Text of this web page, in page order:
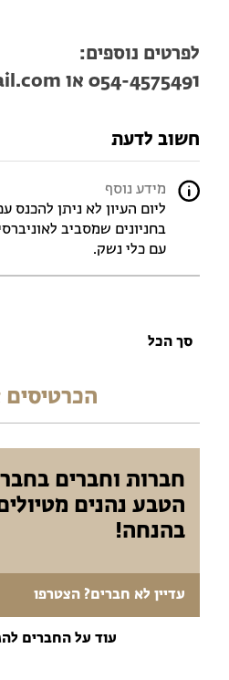
לפרטים נוספים:
054-4575491 או
חשוב לדעת
מידע נוסף
ליום העיון לא ניתן להכנס
בחניונים שמסביב
עם כלי נשק.
סך הכל
הכרטיסים
חברות וחברים
הטבע נהנים
בהנחה!
עדיין לא חברים? הצטרפו
עוד על החברים